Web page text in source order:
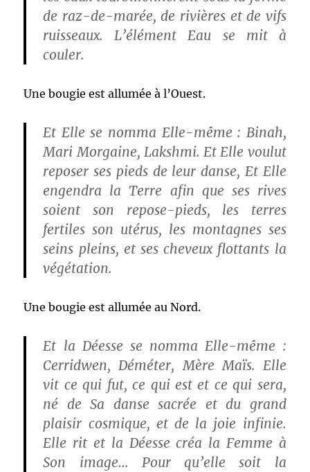
de raz-de-marée, de rivières et de vifs
ruisseaux. L’élément Eau se mit à
couler.
Une bougie est allumée à l’Ouest.
Et Elle se nomma Elle-même : Binah,
Mari Morgaine, Lakshmi. Et Elle voulut
reposer ses pieds de leur danse, Et Elle
engendra la Terre afin que ses rives
soient son repose-pieds, les terres
fertiles son utérus, les montagnes ses
seins pleins, et ses cheveux flottants la
végétation.
Une bougie est allumée au Nord.
Et la Déesse se nomma Elle-même :
Cerridwen, Déméter, Mère Maïs. Elle
vit ce qui fut, ce qui est et ce qui sera,
né de Sa danse sacrée et du grand
plaisir cosmique, et de la joie infinie.
Elle rit et la Déesse créa la Femme à
Son image… Pour qu’elle soit la